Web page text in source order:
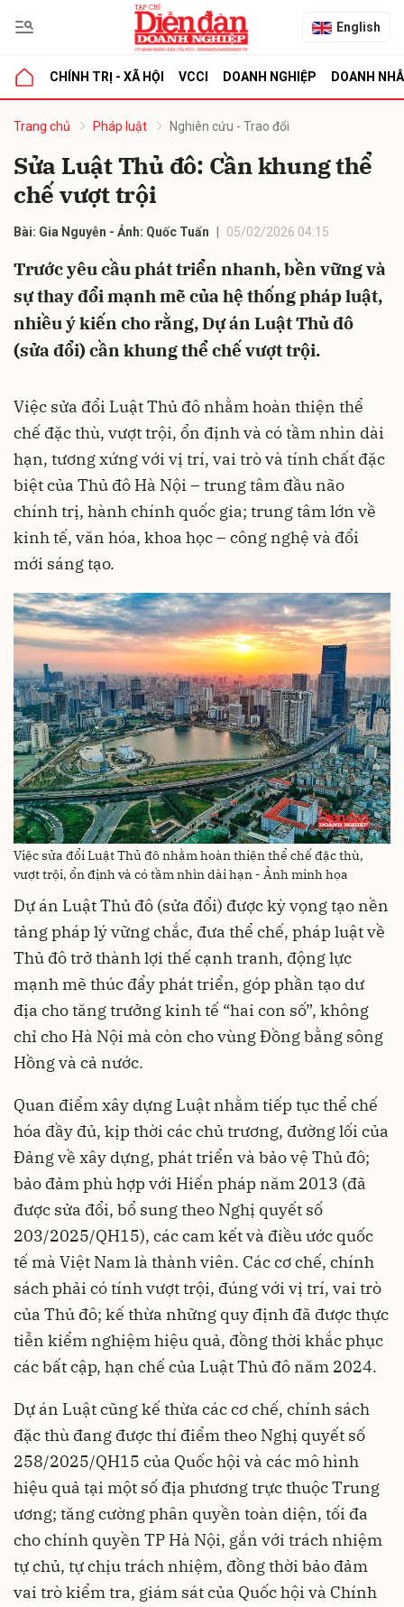
English
CHÍNH TRỊ - XÃ HỘI VCCI DOANH NGHIỆP DOANH
Trang chủ Pháp luật Nghiên cứu - Trao đổi
Sửa Luật Thủ đô: Cần khung thể
chế vượt trội
Bài: Gia Nguyễn - Ảnh: Quốc Tuấn 05/02/2026 04:15
Trước yêu cầu phát triển nhanh, bền vững và
sự thay đổi mạnh mẽ của hệ thống pháp luật,
nhiều ý kiến cho rằng, Dự án Luật Thủ đô
(sửa đổi) cần khung thể chế vượt trội.
Việc sửa đổi Luật Thủ đô nhằm hoàn thiện thể
chế đặc thù, vượt trội, ổn định và có tầm nhìn dài
hạn, tương xứng với vị trí, vai trò và tính chất đặc
biệt của Thủ đô Hà Nội – trung tâm đầu não
chính trị, hành chính quốc gia; trung tâm lớn về
kinh tế, văn hóa, khoa học – công nghệ và đổi
mới sáng tạo.
Việc sửa đổi Luật Thủ đô nhằm hoàn thiện thể chế đặc thù,
vượt trội, ổn định và có tầm nhìn dài hạn - Ảnh minh họa
Dự án Luật Thủ đô (sửa đổi) được kỳ vọng tạo nền
tảng pháp lý vững chắc, đưa thể chế, pháp luật về
Thủ đô trở thành lợi thế cạnh tranh, động lực
mạnh mẽ thúc đẩy phát triển, góp phần tạo dư
địa cho tăng trưởng kinh tế “hai con số”, không
chỉ cho Hà Nội mà còn cho vùng Đồng bằng sông
Hồng và cả nước.
Quan điểm xây dựng Luật nhằm tiếp tục thể chế
hóa đầy đủ, kịp thời các chủ trương, đường lối của
Đảng về xây dựng, phát triển và bảo vệ Thủ đô;
bảo đảm phù hợp với Hiến pháp năm 2013 (đã
được sửa đổi, bổ sung theo Nghị quyết số
203/2025/QH15), các cam kết và điều ước quốc
tế mà Việt Nam là thành viên. Các cơ chế, chính
sách phải có tính vượt trội, đúng với vị trí, vai trò
của Thủ đô; kế thừa những quy định đã được thực
tiễn kiểm nghiệm hiệu quả, đồng thời khắc phục
các bất cập, hạn chế của Luật Thủ đô năm 2024.
Dự án Luật cũng kế thừa các cơ chế, chính sách
đặc thù đang được thí điểm theo Nghị quyết số
258/2025/QH15 của Quốc hội và các mô hình
hiệu quả tại một số địa phương trực thuộc Trung
ương; tăng cường phân quyền toàn diện, tối đa
cho chính quyền TP Hà Nội, gắn với trách nhiệm
tự chủ, tự chịu trách nhiệm, đồng thời bảo đảm
vai trò kiểm tra, giám sát của Quốc hội và Chính
luận
Hủy